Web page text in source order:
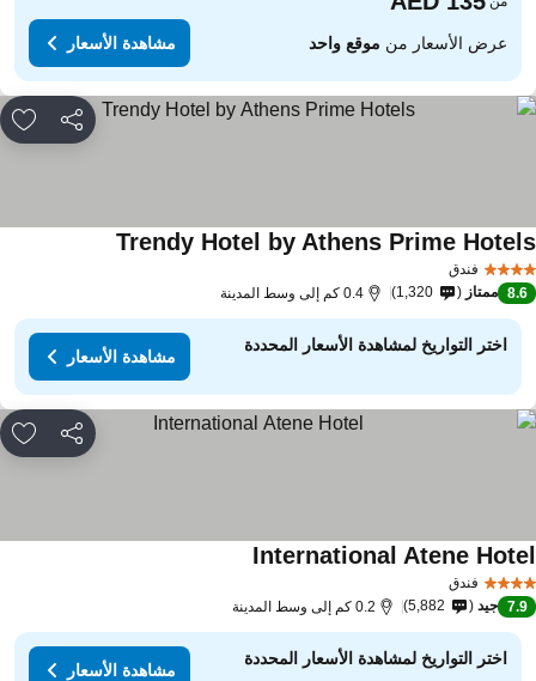
عرض الأسعار منموقع واحد مشاهدة الأسعار
مشاركة
فندق
Trendy Hotel by Athens Primeمشاهدة الأسعار
8.6 ممتاز 1,320 0.4 كم إلى وسط المدينة
اختر التواريخ لمشاهدة الأسعار المحددة
مشاهدة الأسعار
مشاركة
فندق
International Ateneمشاهدة الأسعار
7.9 جيد 5,882 0.2 كم إلى وسط المدينة
اختر التواريخ لمشاهدة الأسعار المحددة
مشاهدة الأسعار